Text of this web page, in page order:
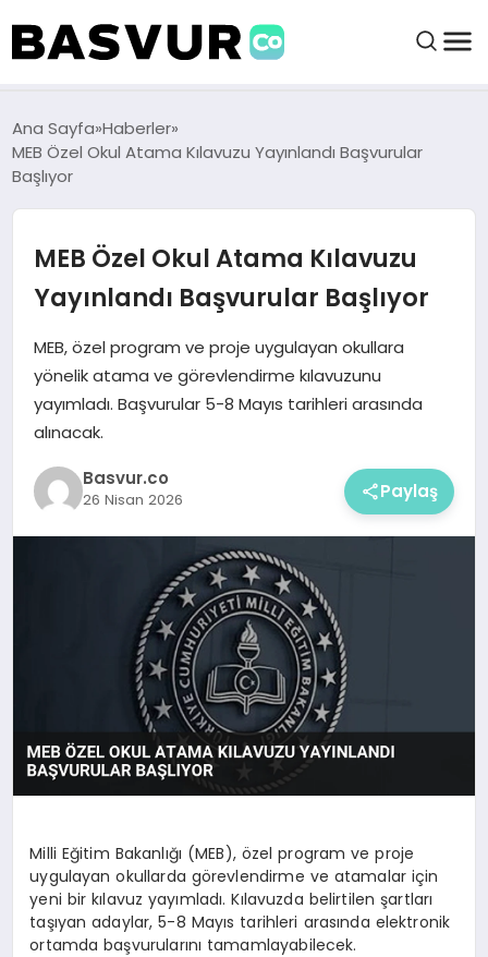
BAŞVURULAR
BAYILIKLER
HABERLER
İŞ FIKIRLERI
KRIPTO HABER
Ana Sayfa Haberler
MEB Özel Okul Atama Kılavuzu Yayınlandı Başvurular
Başlıyor
MEB Özel Okul Atama Kılavuzu
Yayınlandı Başvurular Başlıyor
MEB, özel program ve proje uygulayan okullara
yönelik atama ve görevlendirme kılavuzunu
yayımladı. Başvurular 5-8 Mayıs tarihleri arasında
alınacak.
Basvur.co
26 Nisan 2026 Paylaş
Milli Eğitim Bakanlığı (MEB), özel program ve proje
uygulayan okullarda görevlendirme ve atamalar için
yeni bir kılavuz yayımladı. Kılavuzda belirtilen şartları
taşıyan adaylar, 5-8 Mayıs tarihleri arasında elektronik
ortamda başvurularını tamamlayabilecek.